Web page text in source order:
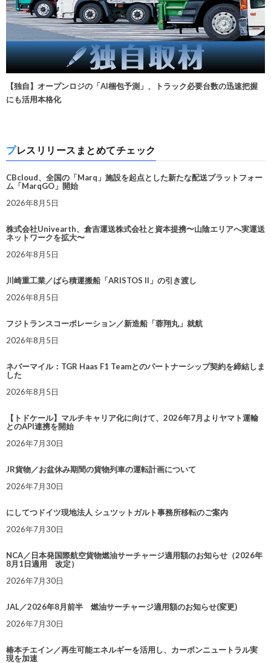
【独自】オープンロジの「AI梱包予測」、トラック必要台数の迅速把握
にも活用本格化
プレスリリースまとめてチェック
CBcloud、全国の「Marq」施設を起点とした新たな配送プラットフォー
ム「MarqGO」開始
2026年8月5日
株式会社Univearth、倉吉運送株式会社と資本提携〜山陰エリアへ実運送
ネットワークを拡大〜
2026年8月5日
川崎重工業／ばら積運搬船「ARISTOS II」の引き渡し
2026年8月5日
フジトランスコーポレーション／新造船「蓉翔丸」就航
2026年8月5日
ネバーマイル：TGR Haas F1 Teamとのパートナーシップ契約を締結しま
した
2026年8月5日
【トドケール】マルチキャリア化に向けて、2026年7月よりヤマト運輸
とのAPI連携を開始
2026年7月30日
JR貨物／お盆休み期間の貨物列車の運転計画について
2026年7月30日
にしてつドイツ現地法人 シュツットガルト事務所移転のご案内
2026年7月30日
NCA／日本発国際航空貨物燃油サーチャージ適用額のお知らせ（2026年
8月1日適用 改定）
2026年7月30日
JAL／2026年8月前半 燃油サーチャージ適用額のお知らせ(変更)
2026年7月30日
椿本チエイン／再生可能エネルギーを活用し、カーボンニュートラル実
現を加速